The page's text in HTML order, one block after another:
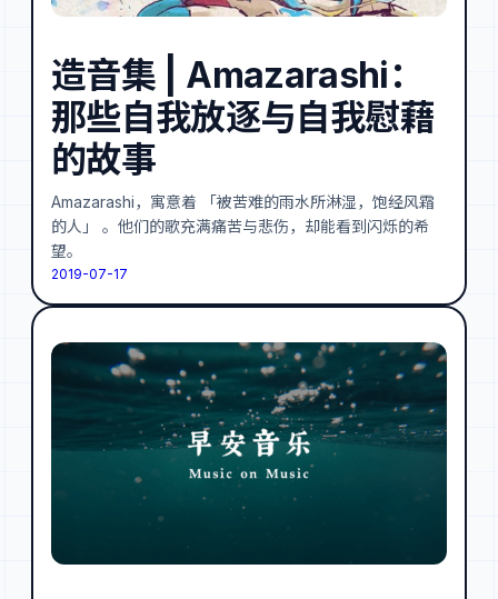
造音集 | Amazarashi：
那些自我放逐与自我慰藉
的故事
Amazarashi，寓意着 「被苦难的雨水所淋湿，饱经风霜
的人」 。他们的歌充满痛苦与悲伤，却能看到闪烁的希
望。
2019-07-17